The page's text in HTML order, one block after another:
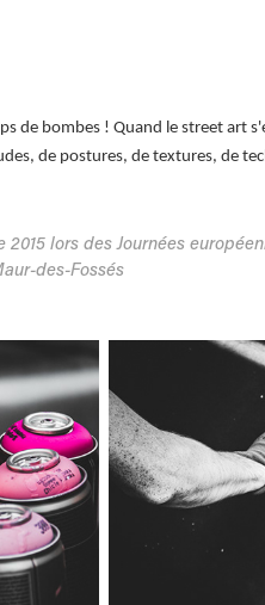
de bombes ! Quand le street art
de postures, de textures, de
lors des Journées
des-Fossés